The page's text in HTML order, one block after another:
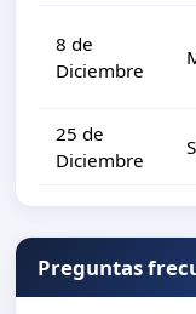
8 de
Diciembre
25 de
Diciembre
Preguntas